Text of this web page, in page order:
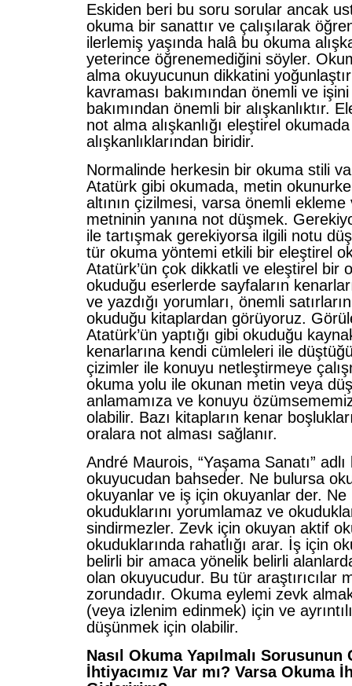
Eskiden beri bu soru sorular ancak
okuma bir sanattır ve çalışılarak
ilerlemiş yaşında halâ bu okuma
yeterince öğrenemediğini söyler.
alma okuyucunun dikkatini
kavraması bakımından önemli ve
bakımından önemli bir alışkanlıktır.
not alma alışkanlığı eleştirel
alışkanlıklarından biridir.
Normalinde herkesin bir okuma stili
Atatürk gibi okumada, metin
altının çizilmesi, varsa önemli
metninin yanına not düşmek.
ile tartışmak gerekiyorsa ilgili notu
tür okuma yöntemi etkili bir eleştirel
Atatürk’ün çok dikkatli ve eleştirel bir
okuduğu eserlerde sayfaların
ve yazdığı yorumları, önemli
okuduğu kitaplardan görüyoruz.
Atatürk’ün yaptığı gibi okuduğu
kenarlarına kendi cümleleri ile
çizimler ile konuyu netleştirmeye
okuma yolu ile okunan metin veya
anlamamıza ve konuyu
olabilir. Bazı kitapların kenar
oralara not alması sağlanır.
André Maurois, “Yaşama Sanatı”
okuyucudan bahseder. Ne bulursa
okuyanlar ve iş için okuyanlar der.
okuduklarını yorumlamaz ve
sindirmezler. Zevk için okuyan aktif
okuduklarında rahatlığı arar. İş için
belirli bir amaca yönelik belirli
olan okuyucudur. Bu tür araştırıcılar
zorundadır. Okuma eylemi zevk
(veya izlenim edinmek) için ve
düşünmek için olabilir.
Nasıl Okuma Yapılmalı Sorusunun
İhtiyacımız Var mı? Varsa Okuma